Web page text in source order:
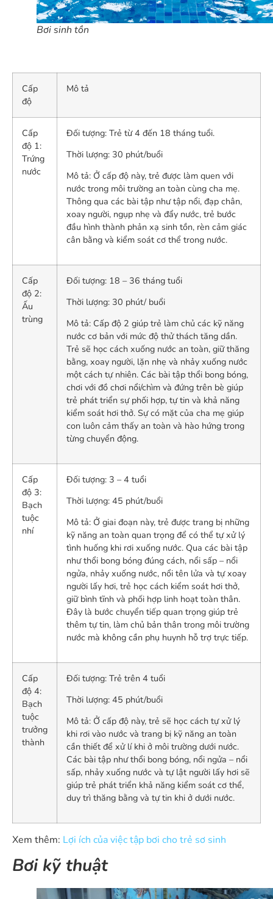
Bơi sinh tồn
Cấp
độ
Mô tả
Cấp
độ 1:
Trứng
nước
Đối tượng: Trẻ từ 4 đến 18 tháng tuổi.
Thời lượng: 30 phút/buổi
Mô tả: Ở cấp độ này, trẻ được làm quen với
nước trong môi trường an toàn cùng cha mẹ.
Thông qua các bài tập như tập nổi, đạp chân,
xoay người, ngụp nhẹ và đẩy nước, trẻ bước
đầu hình thành phản xạ sinh tồn, rèn cảm giác
cân bằng và kiểm soát cơ thể trong nước.
Cấp
độ 2:
Ấu
trùng
Đối tượng: 18 – 36 tháng tuổi
Thời lượng: 30 phút/ buổi
Mô tả: Cấp độ 2 giúp trẻ làm chủ các kỹ năng
nước cơ bản với mức độ thử thách tăng dần.
Trẻ sẽ học cách xuống nước an toàn, giữ thăng
bằng, xoay người, lặn nhẹ và nhảy xuống nước
một cách tự nhiên. Các bài tập thổi bong bóng,
chơi với đồ chơi nổi/chìm và đứng trên bè giúp
trẻ phát triển sự phối hợp, tự tin và khả năng
kiểm soát hơi thở. Sự có mặt của cha mẹ giúp
con luôn cảm thấy an toàn và hào hứng trong
từng chuyển động.
Cấp
độ 3:
Bạch
tuộc
nhí
Đối tượng: 3 – 4 tuổi
Thời lượng: 45 phút/buổi
Mô tả: Ở giai đoạn này, trẻ được trang bị những
kỹ năng an toàn quan trọng để có thể tự xử lý
tình huống khi rơi xuống nước. Qua các bài tập
như thổi bong bóng đúng cách, nổi sấp – nổi
ngửa, nhảy xuống nước, nổi tên lửa và tự xoay
người lấy hơi, trẻ học cách kiểm soát hơi thở,
giữ bình tĩnh và phối hợp linh hoạt toàn thân.
Đây là bước chuyển tiếp quan trọng giúp trẻ
thêm tự tin, làm chủ bản thân trong môi trường
nước mà không cần phụ huynh hỗ trợ trực tiếp.
Cấp
độ 4:
Bạch
tuộc
trưởng
thành
Đối tượng: Trẻ trên 4 tuổi
Thời lượng: 45 phút/buổi
Mô tả: Ở cấp độ này, trẻ sẽ học cách tự xử lý
khi rơi vào nước và trang bị kỹ năng an toàn
cần thiết để xử lí khi ở môi trường dưới nước.
Các bài tập như thổi bong bóng, nổi ngửa – nổi
sấp, nhảy xuống nước và tự lật người lấy hơi sẽ
giúp trẻ phát triển khả năng kiểm soát cơ thể,
duy trì thăng bằng và tự tin khi ở dưới nước.
Xem thêm: Lợi ích của việc tập bơi cho trẻ sơ sinh
Bơi kỹ thuật